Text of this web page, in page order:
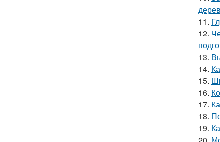
11.
12.
13.
14.
15.
16.
17.
18.
19.